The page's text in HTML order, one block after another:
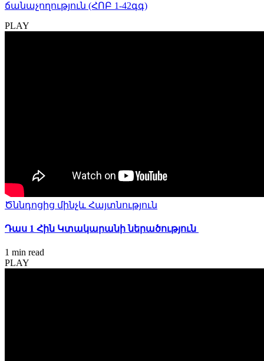
ճանաչողություն (ՀՈԲ 1-42գգ)
PLAY
Ծննդոցից մինչև Հայտնություն
Դաս 1 Հին Կտակարանի ներածություն
1 min read
PLAY